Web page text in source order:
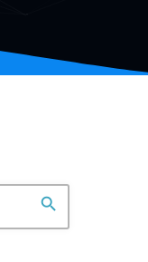
search